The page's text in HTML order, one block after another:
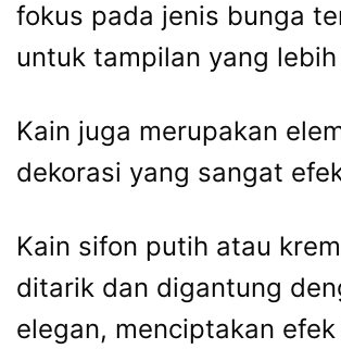
fokus pada jenis bunga
untuk tampilan yang
Kain juga merupakan
dekorasi yang sangat
Kain sifon putih atau
ditarik dan digantung
elegan, menciptakan